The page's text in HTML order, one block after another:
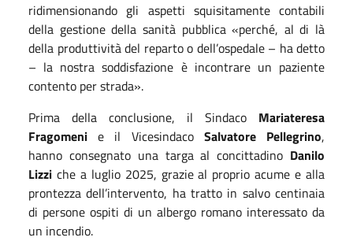
ridimensionando gli aspetti squisitamente contabili
della gestione della sanità pubblica«perché, al di là
della produttività del reparto o dell’ospedale – ha detto
– la nostra soddisfazione è incontrare un paziente
contento per strada».
Prima della conclusione, il Sindaco Mariateresa
Fragomeni e il Vicesindaco Salvatore Pellegrino,
hanno consegnato una targa al concittadino Danilo
Lizzi che a luglio 2025, grazie al proprio acume e alla
prontezza dell’intervento, ha tratto in salvo centinaia
di persone ospiti di un albergo romano interessato da
un incendio.